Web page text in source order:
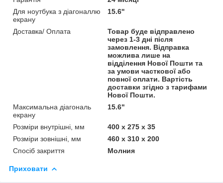
Для ноутбука з діагоналлю
екрану
15.6''
Доставка/ Оплата
Товар буде відправлено
через 1-3 дні після
замовлення. Відправка
можлива лише на
відділення Нової Пошти та
за умови часткової або
повної оплати. Вартість
доставки згідно з тарифами
Нової Пошти.
Максимальна діагональ
екрану
15.6"
Розміри внутрішні, мм
400 х 275 х 35
Розміри зовнішні, мм
460 х 310 х 200
Спосіб закриття
Молния
Приховати